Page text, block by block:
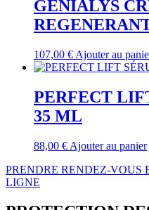
GENIALYS
107,00 € Ajouter au
PERFECT
35 ML
88,00 € Ajouter au panier
PRENDRE RENDEZ-VOUS
LIGNE